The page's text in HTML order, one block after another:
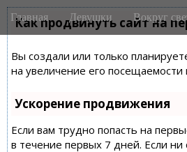
Как продвинуть сайт на
Вы создали или только
на увеличение его
Ускорение продвижения
Если вам трудно попасть на
в течение первых 7 дней. Если ни
M
a
n
m
e
n
u
i
Главная Девушки Вокруг